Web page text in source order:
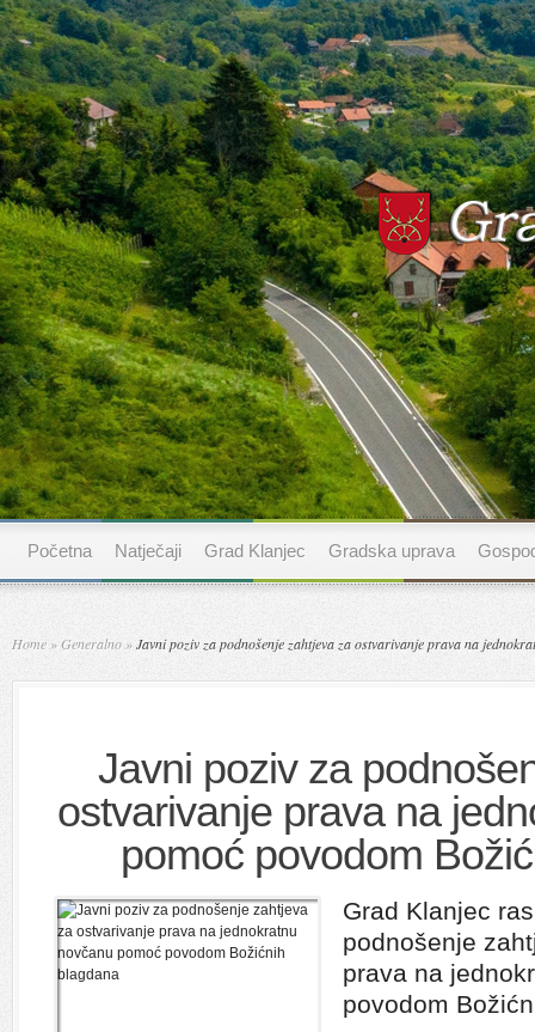
Početna Natječaji Grad Klanjec Gradska uprava
Home »Generalno »Javni poziv za podnošenje zahtjeva za ostvarivanje prava na
Javni poziv za
ostvarivanje prava na
pomoć povodom
Grad Klanjec
podnošenje
prava na
povodom